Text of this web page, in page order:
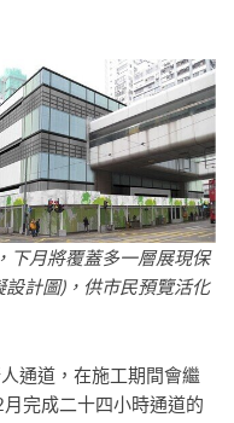
下月將覆蓋多一層展現保
設計圖)，供市民預覽活化
通道，在施工期間會繼
完成二十四小時通道的